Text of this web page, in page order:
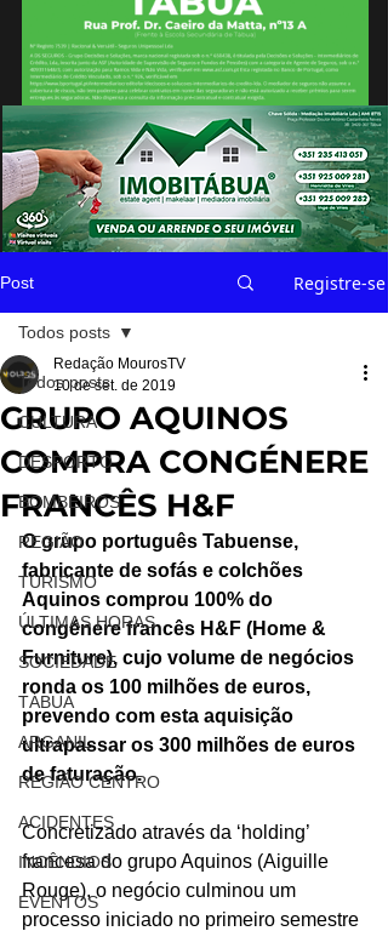
Post Registre-se
Todos posts
CULTURA
DESPORTO
BOMBEIROS
REGIÃO
TURISMO
ÚLTIMAS HORAS
SOCIEDADE
TÁBUA
ARGANIL
REGIÃO CENTRO
ACIDENTES
INCÊNDIOS
EVENTOS
Todos posts
GRUPO AQUINOS
COMPRA CONGÉNERE
FRANCÊS H&F
Redação MourosTV
10 de set. de 2019
O grupo português Tabuense,
fabricante de sofás e colchões
Aquinos comprou 100% do
congénere francês H&F (Home &
Furniture), cujo volume de negócios
ronda os 100 milhões de euros,
prevendo com esta aquisição
ultrapassar os 300 milhões de euros
de faturação.
Concretizado através da ‘holding’
francesa do grupo Aquinos (Aiguille
Rouge), o negócio culminou um
processo iniciado no primeiro semestre